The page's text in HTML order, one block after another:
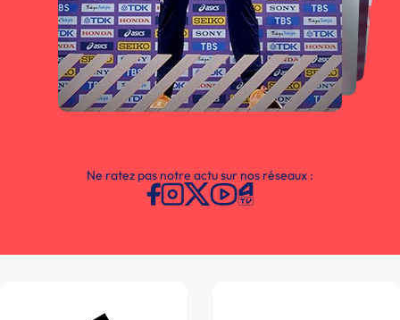
Ne ratez pas notre actu sur nos réseaux :